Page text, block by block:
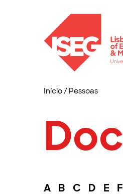
Início/ Pessoas
A B C D E F